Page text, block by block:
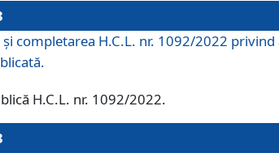
completarea H.C.L. nr. 1092/2022
H.C.L. nr. 1092/2022.